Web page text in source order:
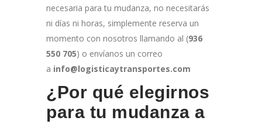
necesaria para tu mudanza, no necesitarás
ni días ni horas, simplemente reserva un
momento con nosotros llamando al (936
550 705) o envíanos un correo
a info@logisticaytransportes.com
¿Por qué elegirnos
para tu mudanza a